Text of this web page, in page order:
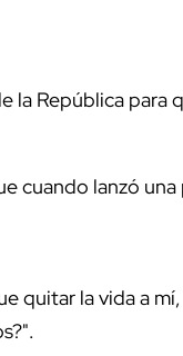
la República para
cuando lanzó
quitar la vida a